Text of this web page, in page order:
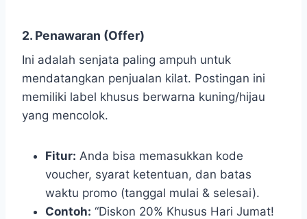
2. Penawaran (Offer)
Ini adalah senjata paling ampuh untuk
mendatangkan penjualan kilat. Postingan ini
memiliki label khusus berwarna kuning/hijau
yang mencolok.
Fitur: Anda bisa memasukkan kode
voucher, syarat ketentuan, dan batas
waktu promo (tanggal mulai & selesai).
Contoh: “Diskon 20% Khusus Hari Jumat!